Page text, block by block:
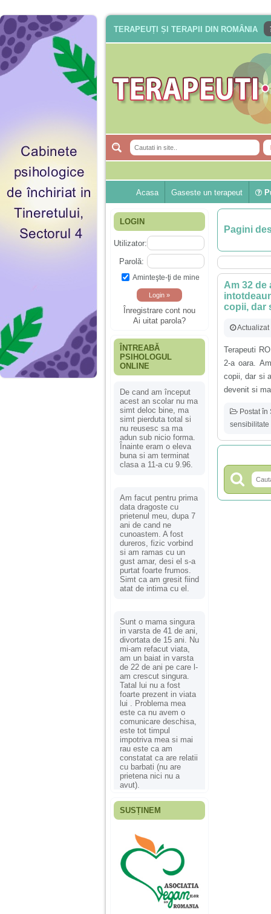
TERAPEUȚI ȘI TERAPII DIN ROMÂNIA
Acasa Gaseste un terapeut
LOGIN
Utilizator:
Parolă:
Aminteşte-ţi de mine
Înregistrare cont nou
Ai uitat parola?
ÎNTREABĂ
PSIHOLOGUL
ONLINE
De cand am început
acest an scolar nu ma
simt deloc bine, ma
simt pierduta total si
nu reusesc sa ma
adun sub nicio forma.
Înainte eram o eleva
buna si am terminat
clasa a 11-a cu 9.96.
Am facut pentru prima
data dragoste cu
prietenul meu, dupa 7
ani de cand ne
cunoastem. A fost
dureros, fizic vorbind
si am ramas cu un
gust amar, desi el s-a
purtat foarte frumos.
Simt ca am gresit fiind
atat de intima cu el.
Sunt o mama singura
in varsta de 41 de ani,
divortata de 15 ani. Nu
mi-am refacut viata,
am un baiat in varsta
de 22 de ani pe care l-
am crescut singura.
Tatal lui nu a fost
foarte prezent in viata
lui . Problema mea
este ca nu avem o
comunicare deschisa,
este tot timpul
impotriva mea si mai
rau este ca am
constatat ca are relatii
cu barbati (nu are
prietena nici nu a
avut).
Fiica mea s-a nascut
ani, privind in urma
realizez cat de multe
greseli am facut in
educatia si cresterea
ei, am fost o mama
egoista, preocupata
de implinirea
profesionala, cand ea
era mica am neglijat-
SUSȚINEM
Pagini
Am 32 de
copii, dar
Actualizat
Terapeuti
2-a oara.
copii, dar si
devenit si
Postat în
sensibilitate